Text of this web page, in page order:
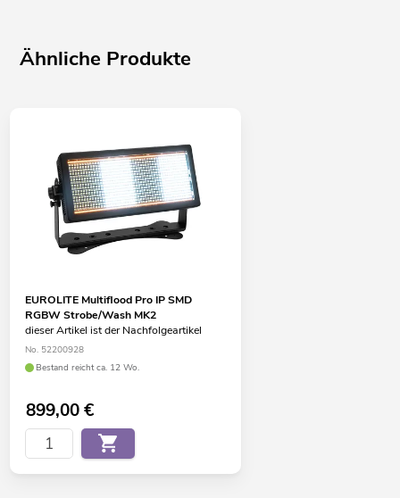
Ähnliche Produkte
EUROLITE Multiflood Pro IP SMD
RGBW Strobe/Wash MK2
dieser Artikel ist der Nachfolgeartikel
No. 52200928
Bestand reicht ca. 12 Wo.
899,00€